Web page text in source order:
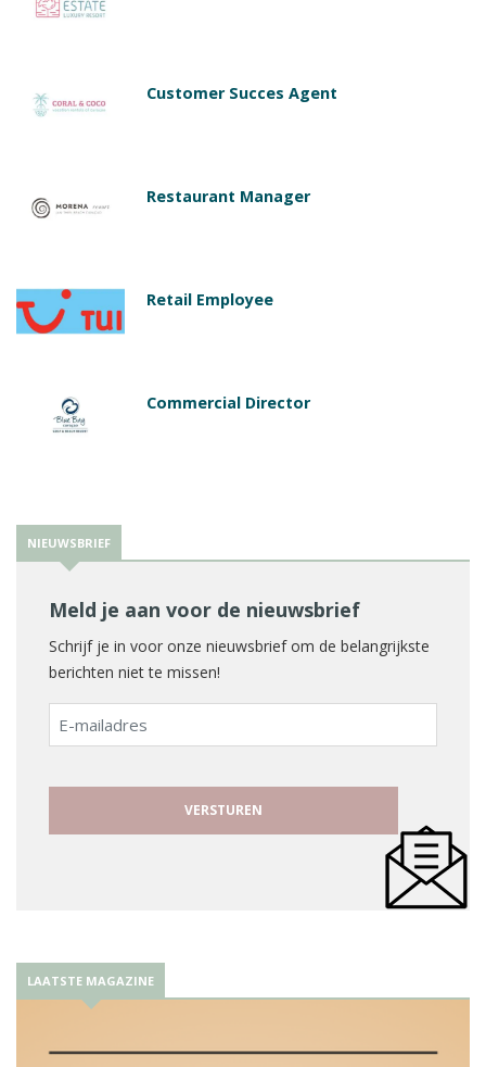
Customer Succes Agent
Restaurant Manager
Retail Employee
Commercial Director
NIEUWSBRIEF
Meld je aan voor de nieuwsbrief
Schrijf je in voor onze nieuwsbrief om de belangrijkste
berichten niet te missen!
E-
mailadres
LAATSTE MAGAZINE